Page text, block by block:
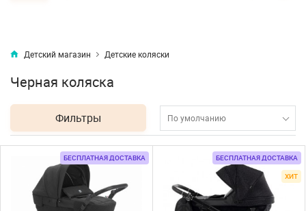
Детский магазин Детские коляски
Черная коляска
Фильтры По умолчанию
БЕСПЛАТНАЯ ДОСТАВКА
БЕСПЛАТНАЯ ДОСТАВКА
ХИТ